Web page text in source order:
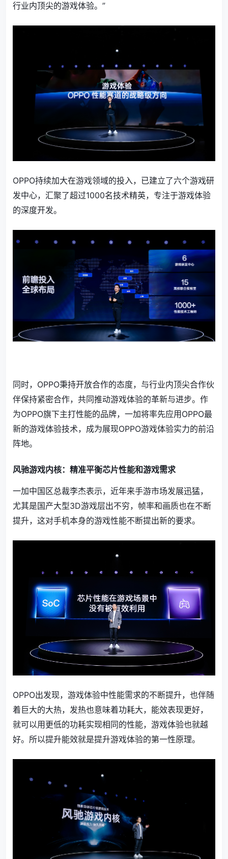
行业内顶尖的游戏体验。”
OPPO持续加大在游戏领域的投入，已建立了六个游戏研
发中心，汇聚了超过1000名技术精英，专注于游戏体验
的深度开发。
同时，OPPO秉持开放合作的态度，与行业内顶尖合作伙
伴保持紧密合作，共同推动游戏体验的革新与进步。作
为OPPO旗下主打性能的品牌，一加将率先应用OPPO最
新的游戏体验技术，成为展现OPPO游戏体验实力的前沿
阵地。
风驰游戏内核：精准平衡芯片性能和游戏需求
一加中国区总裁李杰表示，近年来手游市场发展迅猛，
尤其是国产大型3D游戏层出不穷，帧率和画质也在不断
提升，这对手机本身的游戏性能不断提出新的要求。
OPPO出发现，游戏体验中性能需求的不断提升，也伴随
着巨大的大热，发热也意味着功耗大，能效表现更好，
就可以用更低的功耗实现相同的性能，游戏体验也就越
好。所以提升能效就是提升游戏体验的第一性原理。